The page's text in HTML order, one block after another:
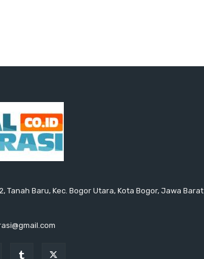
Tanah Baru, Kec. Bogor Utara, Kota Bogor, Jawa Barat